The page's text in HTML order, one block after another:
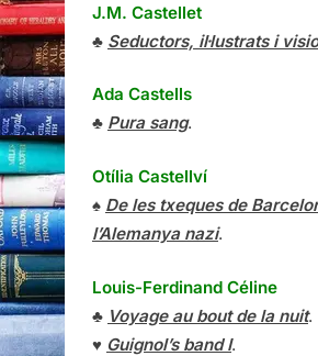
J.M. Castellet
♣ Seductors, il·lustrats i
Ada Castells
♣ Pura sang.
Otília Castellví
♠ De les txeques de
l’Alemanya nazi.
Louis-Ferdinand Céline
♣ Voyage au bout de la nuit.
♥ Guignol’s band I.